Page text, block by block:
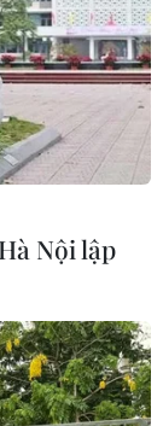
mâu thuẫn,
Nội lập